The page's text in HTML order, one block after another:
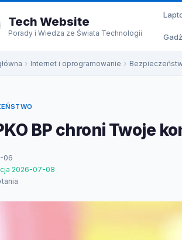
Tech Website
Porady i Wiedza ze Świata Technologii
Internet i oprogramowanie
BP chroni Twoje
06
2026-07-08